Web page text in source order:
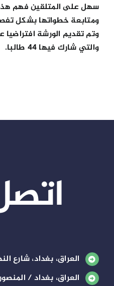
سهل على المتلقين فهم
ومتابعة خطواتها بشكل
والتي شارك فيها 44 طالبا.
العراق، بغداد، شارع
العراق، بغداد /